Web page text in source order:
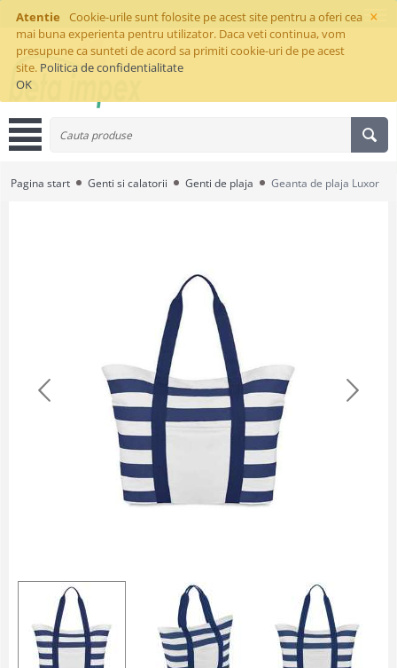
×
Atentie
Cookie-urile sunt folosite pe acest site pentru a oferi cea
mai buna experienta pentru utilizator. Daca veti continua, vom
presupune ca sunteti de acord sa primiti cookie-uri de pe acest
site. Politica de confidentialitate
OK
Pagina start Genti si calatorii Genti de plaja Geanta de plaja Luxor